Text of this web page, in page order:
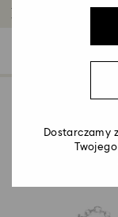
Bransoletki
Dostarczamy